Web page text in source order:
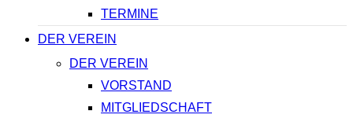
TERMINE
DER VEREIN
DER VEREIN
VORSTAND
MITGLIEDSCHAFT